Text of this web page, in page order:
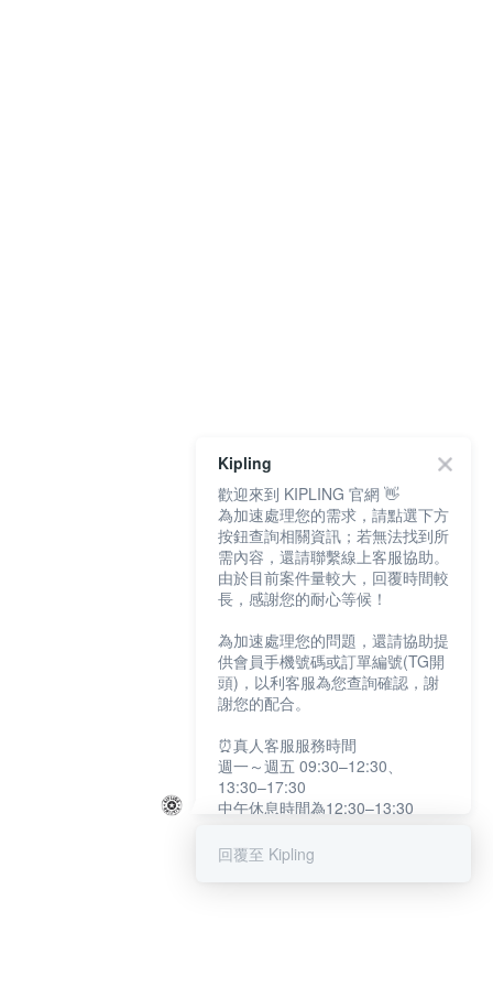
Kipling
歡迎來到 KIPLING 官網 👋
為加速處理您的需求，請點選下方
按鈕查詢相關資訊；若無法找到所
需內容，還請聯繫線上客服協助。
由於目前案件量較大，回覆時間較
長，感謝您的耐心等候！
為加速處理您的問題，還請協助提
供會員手機號碼或訂單編號(TG開
頭)，以利客服為您查詢確認，謝
謝您的配合。
⏰真人客服服務時間
週一～週五 09:30–12:30、
13:30–17:30
中午休息時間為12:30–13:30
提醒您：系統會自動已讀訊息，如
回覆至 Kipling